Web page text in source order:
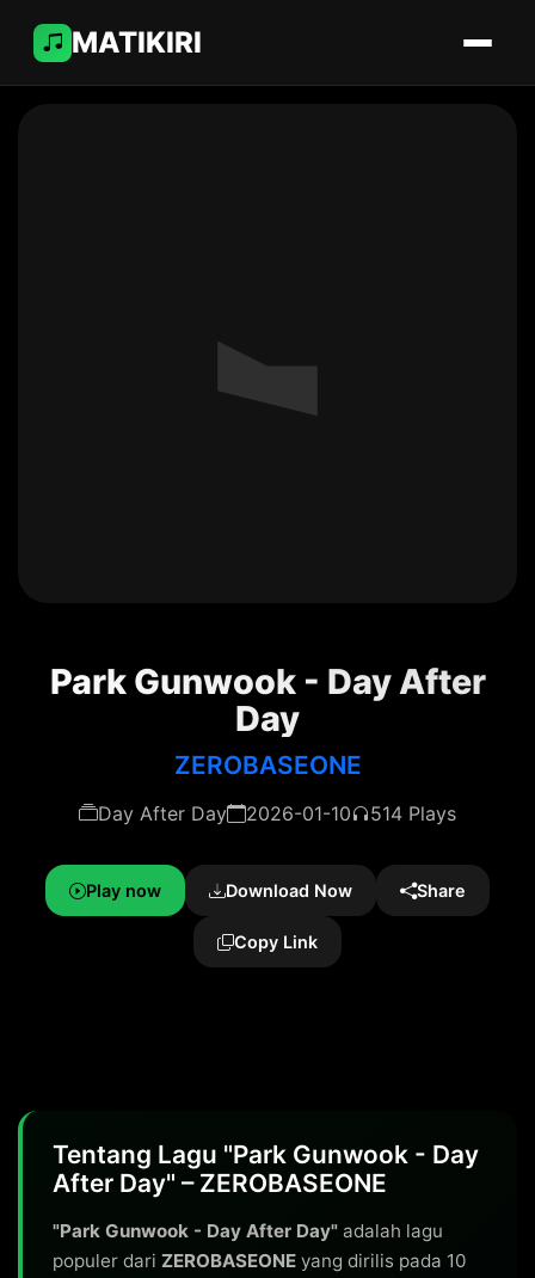
MATIKIRI
Park Gunwook - Day After
Day
ZEROBASEONE
Day After Day 2026-01-10 514 Plays
Play now Download Now Share
Copy Link
Tentang Lagu "Park Gunwook - Day
After Day" – ZEROBASEONE
"Park Gunwook - Day After Day" adalah lagu
populer dari ZEROBASEONE yang dirilis pada 10